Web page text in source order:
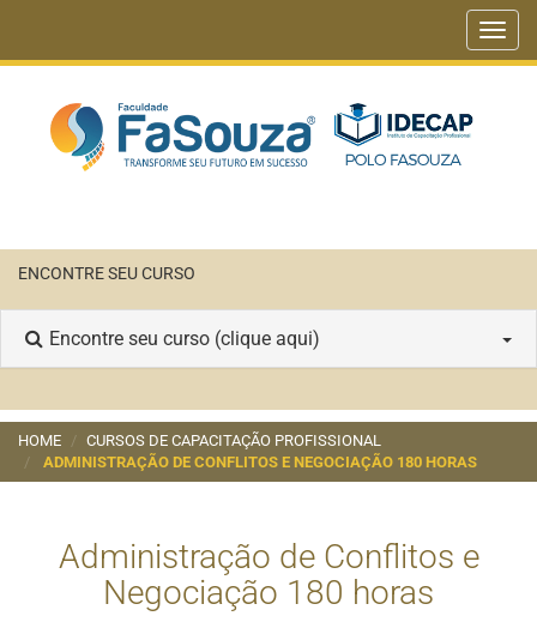
ENCONTRE SEU CURSO
Encontre seu curso (clique aqui)
HOME
CURSOS DE CAPACITAÇÃO PROFISSIONAL
ADMINISTRAÇÃO DE CONFLITOS E NEGOCIAÇÃO 180 HORAS
Administração de Conflitos e
Negociação 180 horas